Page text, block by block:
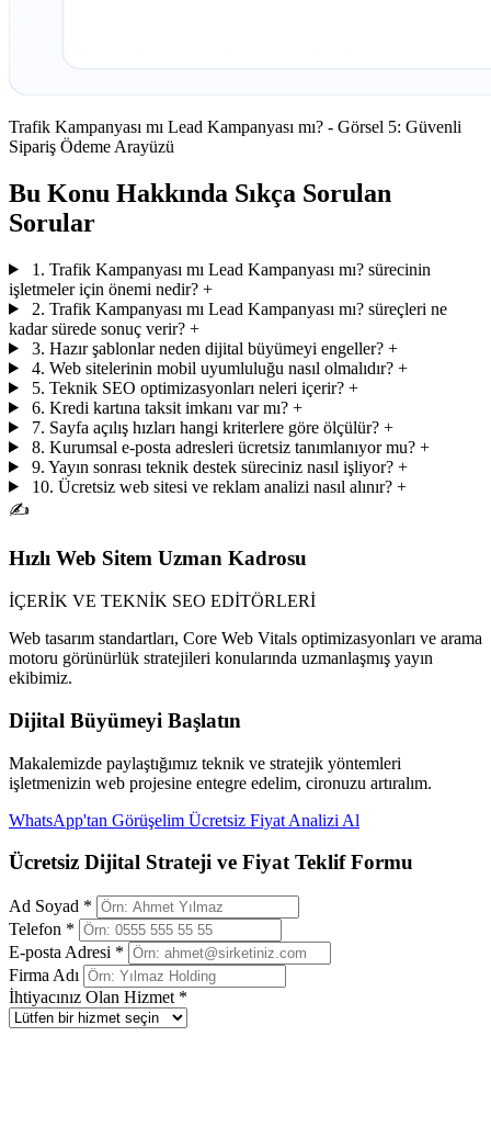
Trafik Kampanyası mı Lead Kampanyası mı? - Görsel 5: Güvenli
Sipariş Ödeme Arayüzü
Bu Konu Hakkında Sıkça Sorulan
Sorular
1. Trafik Kampanyası mı Lead Kampanyası mı? sürecinin
işletmeler için önemi nedir? +
2. Trafik Kampanyası mı Lead Kampanyası mı? süreçleri ne
kadar sürede sonuç verir? +
3. Hazır şablonlar neden dijital büyümeyi engeller? +
4. Web sitelerinin mobil uyumluluğu nasıl olmalıdır? +
5. Teknik SEO optimizasyonları neleri içerir? +
6. Kredi kartına taksit imkanı var mı? +
7. Sayfa açılış hızları hangi kriterlere göre ölçülür? +
8. Kurumsal e-posta adresleri ücretsiz tanımlanıyor mu? +
9. Yayın sonrası teknik destek süreciniz nasıl işliyor? +
10. Ücretsiz web sitesi ve reklam analizi nasıl alınır? +
✍️
Hızlı Web Sitem Uzman Kadrosu
İÇERİK VE TEKNİK SEO EDİTÖRLERİ
Web tasarım standartları, Core Web Vitals optimizasyonları ve arama
motoru görünürlük stratejileri konularında uzmanlaşmış yayın
ekibimiz.
Dijital Büyümeyi Başlatın
Makalemizde paylaştığımız teknik ve stratejik yöntemleri
işletmenizin web projesine entegre edelim, cironuzu artıralım.
WhatsApp'tan Görüşelim Ücretsiz Fiyat Analizi Al
Ücretsiz Dijital Strateji ve Fiyat Teklif Formu
Ad Soyad *
Telefon *
E-posta Adresi *
Firma Adı
İhtiyacınız Olan Hizmet *